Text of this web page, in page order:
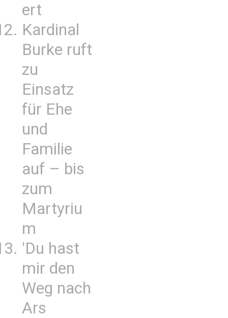
ert
Kardinal
Burke ruft
zu
Einsatz
für Ehe
und
Familie
auf – bis
zum
Martyriu
m
'Du hast
mir den
Weg nach
Ars